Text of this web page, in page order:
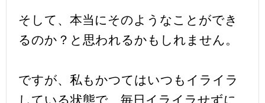
そして、本当にそのようなことができ
るのか？と思われるかもしれません。
ですが、私もかつてはいつもイライラ
している状態で、毎日イライラせずに